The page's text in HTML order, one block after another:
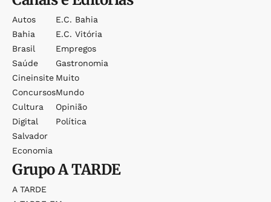
Autos
Bahia
Brasil
Saúde
Cineinsite
Concursos
Cultura
Digital
Salvador
Economia
E.c. Bahia
E.c. Vitória
Empregos
Gastronomia
Muito
Mundo
Opinião
Política
GrupoA TARDE
A TARDE